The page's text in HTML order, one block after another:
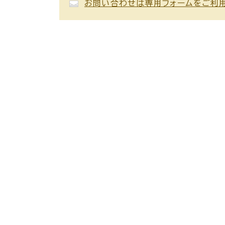
お問い合わせは専用フォームをご利